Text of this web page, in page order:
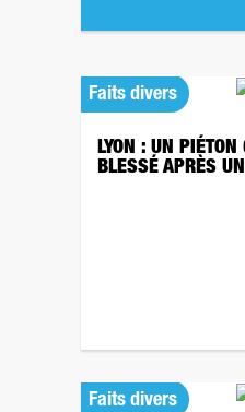
Faits divers
LYON : UN PIÉTON
BLESSÉ APRÈS
Faits divers